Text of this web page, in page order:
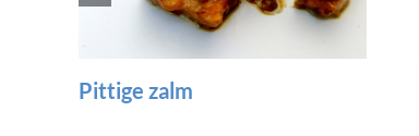
Biet-makreel salade